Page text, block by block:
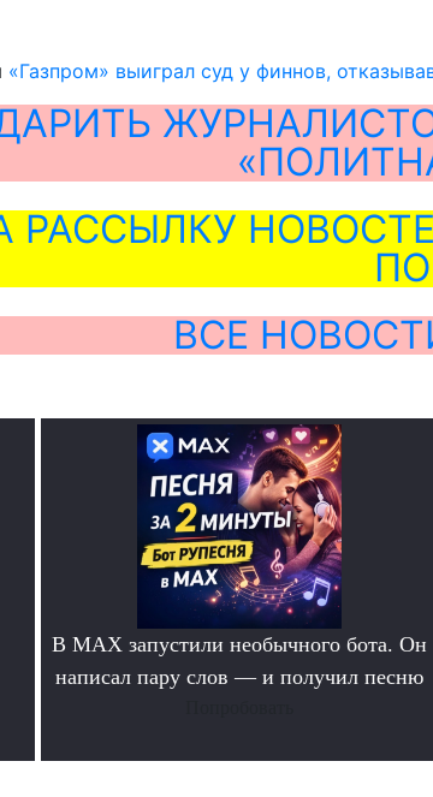
«Газпром» выиграл суд у финнов,
ВСЕ
В MAX запустили необычного бота. Он
написал пару слов — и получил песню